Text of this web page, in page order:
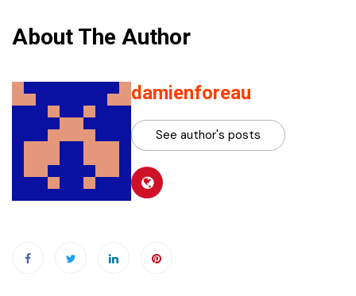
About The Author
damienforeau
See author's posts